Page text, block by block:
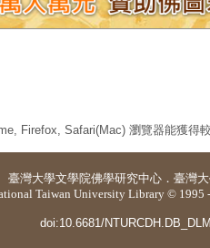
Firefox, Safari(Mac) 瀏覽器能獲得
臺灣大學文學院佛學研究中心 ． 臺灣
Taiwan University Library © 1995
doi:10.6681/